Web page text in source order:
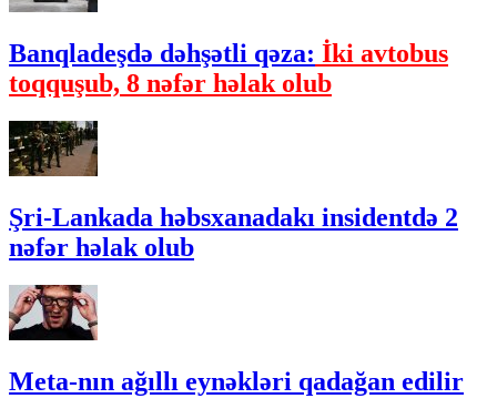
Banqladeşdə dəhşətli qəza: İki avtobus
toqquşub, 8 nəfər həlak olub
Şri-Lankada həbsxanadakı insidentdə 2
nəfər həlak olub
Meta-nın ağıllı eynəkləri qadağan edilir